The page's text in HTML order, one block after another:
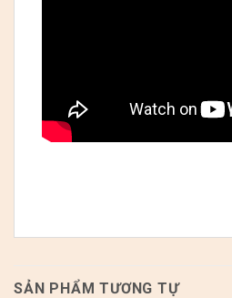
SẢN PHẨM TƯƠNG TỰ